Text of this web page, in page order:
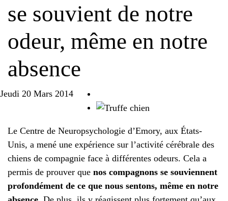
se souvient de notre
odeur, même en notre
absence
Jeudi 20 Mars 2014
Le Centre de Neuropsychologie d’Emory, aux États-
Unis, a mené une expérience sur l’activité cérébrale des
chiens de compagnie face à différentes odeurs. Cela a
permis de prouver que nos compagnons se souviennent
profondément de ce que nous sentons, même en notre